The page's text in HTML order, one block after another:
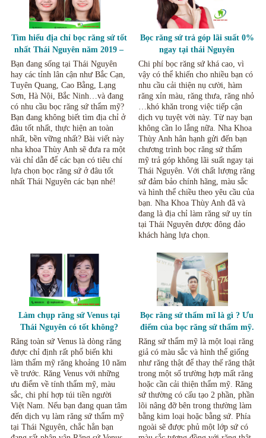
Tìm hiểu địa chỉ bọc răng sứ tốt
nhất Thái Nguyên năm 2019 –
2020
Bạn đang sống tại Thái Nguyên
hay các tỉnh lân cận như Bắc Cạn,
Tuyên Quang, Cao Bằng, Lạng
Sơn, Hà Nội, Bắc Ninh…và đang
có nhu cầu bọc răng sứ thẩm mỹ?
Bạn đang không biết tìm địa chỉ ở
đâu tốt nhất, thực hiện an toàn
nhất, bền vững nhất? Bài viết này
nha khoa Thùy Anh sẽ đưa ra một
vài chỉ dẫn để các bạn có tiêu chí
lựa chọn bọc răng sứ ở đâu tốt
nhất Thái Nguyên các bạn nhé!
Bọc răng sứ trả góp lãi suất 0%
ngay tại thái Nguyên
Chi phí bọc răng sứ khá cao, vì
vậy có thể khiến cho nhiều bạn có
nhu cầu cải thiện nụ cười, hàm
răng xỉn màu, răng thưa, răng nhỏ
…khó khăn trong việc tiếp cận
dịch vụ tuyệt vời này. Từ nay bạn
không cần lo lắng nữa. Nha Khoa
Thùy Anh hân hạnh gửi đến bạn
chương trình bọc răng sứ thẩm
mỹ trả góp không lãi suất ngay tại
Thái Nguyên. Với chất lượng răng
sứ đảm bảo chính hãng, màu sắc
và hình thể chiều theo yêu cầu của
bạn. Nha Khoa Thùy Anh đã và
đang là địa chỉ làm răng sứ uy tín
tại Thái Nguyên được đông đảo
khách hàng lựa chọn.
Làm chụp răng sứ Venus tại
Thái Nguyên có tốt không?
Những lưu ý khi sử dụng
Răng toàn sứ Venus là dòng răng
được chỉ định rất phổ biến khi
làm thẩm mỹ răng khoảng 10 năm
về trước. Răng Venus với những
ưu điểm về tính thẩm mỹ, màu
sắc, chi phí hợp túi tiền người
Việt Nam. Nếu bạn đang quan tâm
đến dịch vụ làm răng sứ thẩm mỹ
tại Thái Nguyên, chắc hẳn bạn
Bọc răng sứ thẩm mĩ là gì ? Ưu
điểm của bọc răng sứ thẩm mỹ.
Răng sứ thẩm mỹ là một loại răng
giả có màu sắc và hình thể giống
như răng thật để thay thế răng thật
trong một số trường hợp mất răng
hoặc cần cải thiện thẩm mỹ. Răng
sứ thường có cấu tạo 2 phần, phần
lõi nâng đỡ bên trong thường làm
bằng kim loại hoặc bằng sứ. Phía
ngoài sẽ được phủ một lớp sứ có